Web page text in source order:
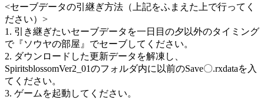
<セーブデータの引継ぎ方法（上記をふまえた上で行ってく
ださい）>
1. 引き継ぎたいセーブデータを一日目の夕以外のタイミング
で『ソウヤの部屋』でセーブしてください。
2. ダウンロードした更新データを解凍し、
SpiritsblossomVer2_01のフォルダ内に以前のSave〇.rxdataを入
てください。
3. ゲームを起動してください。